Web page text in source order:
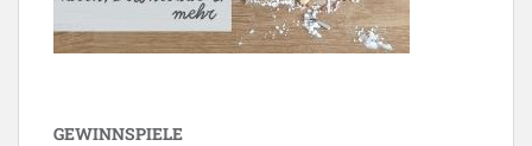
GEWINNSPIELE